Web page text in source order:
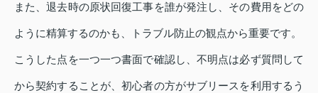
また、退去時の原状回復工事を誰が発注し、その費用をどの
ように精算するのかも、トラブル防止の観点から重要です。
こうした点を一つ一つ書面で確認し、不明点は必ず質問して
から契約することが、初心者の方がサブリースを利用するう